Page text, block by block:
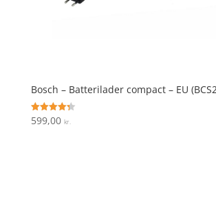
Bosch – Batterilader compact – EU
Vurderet
4.3
599,00 kr.